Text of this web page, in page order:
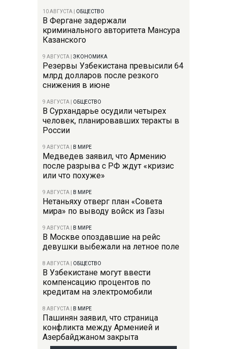
10 АВГУСТА ОБЩЕСТВО
В Фергане задержали
криминального авторитета Мансура
Казанского
9 АВГУСТА ЭКОНОМИКА
Резервы Узбекистана превысили 64
млрд долларов после резкого
снижения в июне
9 АВГУСТА ОБЩЕСТВО
В Сурхандарье осудили четырех
человек, планировавших теракты в
России
9 АВГУСТА В МИРЕ
Медведев заявил, что Армению
после разрыва с РФ ждут «кризис
или что похуже»
9 АВГУСТА В МИРЕ
Нетаньяху отверг план «Совета
мира» по выводу войск из Газы
9 АВГУСТА В МИРЕ
В Москве опоздавшие на рейс
девушки выбежали на летное поле
8 АВГУСТА ОБЩЕСТВО
В Узбекистане могут ввести
компенсацию процентов по
кредитам на электромобили
8 АВГУСТА В МИРЕ
Пашинян заявил, что страница
конфликта между Арменией и
Азербайджаном закрыта